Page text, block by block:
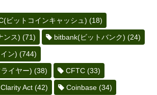
ビットコインキャッシュ) (18)
ンス) (71) bitbank(ビットバンク) (24)
ン) (744)
イヤー) (38) CFTC (33)
Clarity Act (42) Coinbase (34)